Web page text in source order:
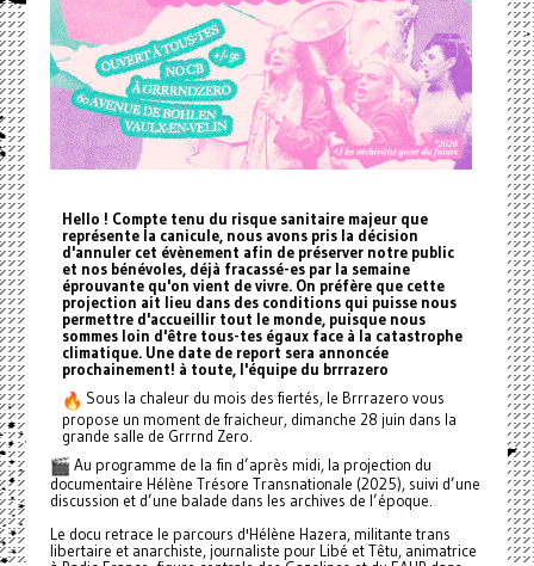
Hello ! Compte tenu du risque sanitaire majeur que
représente la canicule, nous avons pris la décision
d'annuler cet évènement afin de préserver notre public
et nos bénévoles, déjà fracassé-es par la semaine
éprouvante qu'on vient de vivre. On préfère que cette
projection ait lieu dans des conditions qui puisse nous
permettre d'accueillir tout le monde, puisque nous
sommes loin d'être tous-tes égaux face à la catastrophe
climatique. Une date de report sera annoncée
prochainement! à toute, l'équipe du brrrazero
Sous la chaleur du mois des fiertés, le Brrrazero vous
propose un moment de fraicheur, dimanche 28 juin dans la
grande salle de Grrrnd Zero.
Au programme de la fin d’après midi, la projection du
documentaire Hélène Trésore Transnationale (2025), suivi d’une
discussion et d’une balade dans les archives de l’époque.
Le docu retrace le parcours d'Hélène Hazera, militante trans
libertaire et anarchiste, journaliste pour Libé et Têtu, animatrice